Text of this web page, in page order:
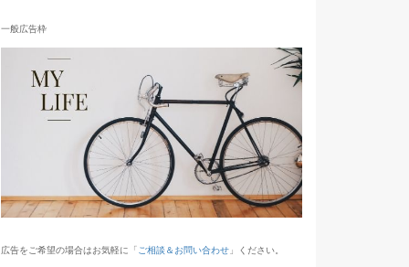
一般広告枠
広告をご希望の場合はお気軽に「 ご相談＆お問い合わせ 」ください。